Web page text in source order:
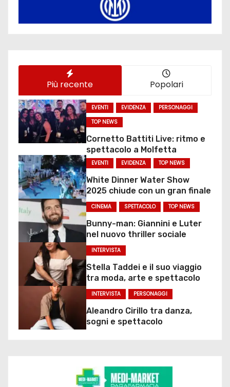
Più recente Popolari
EVENTI EVIDENZA
PERSONAGGI
TOP NEWS
Cornetto Battiti Live: ritmo e
spettacolo a Molfetta
EVENTI EVIDENZA TOP NEWS
White Dinner Water Show
2025 chiude con un gran finale
CINEMA SPETTACOLO TOP NEWS
Bunny-man: Giannini e Luter
nel nuovo thriller sociale
INTERVISTA
Stella Taddei e il suo viaggio
tra moda, arte e spettacolo
INTERVISTA PERSONAGGI
Aleandro Cirillo tra danza,
sogni e spettacolo